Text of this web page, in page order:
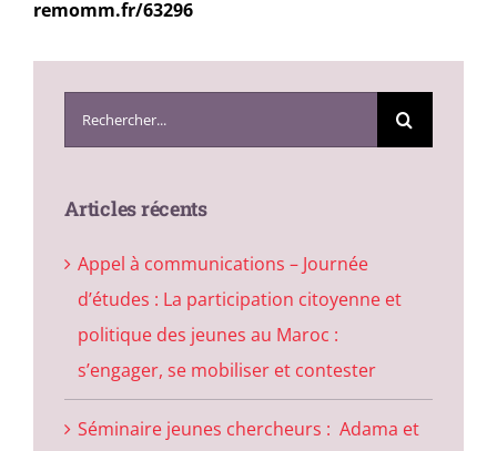
remomm.fr/63296
Search
for:
Articles récents
Appel à communications – Journée
d’études : La participation citoyenne et
politique des jeunes au Maroc :
s’engager, se mobiliser et contester
Séminaire jeunes chercheurs : Adama et